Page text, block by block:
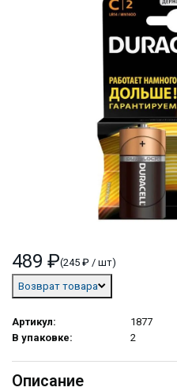
489 ₽(245 ₽ / шт)
Возврат товара
Артикул:
1877
В упаковке:
2
Описание